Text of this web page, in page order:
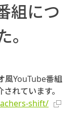
組につ
風YouTube番組
れています。
shift/